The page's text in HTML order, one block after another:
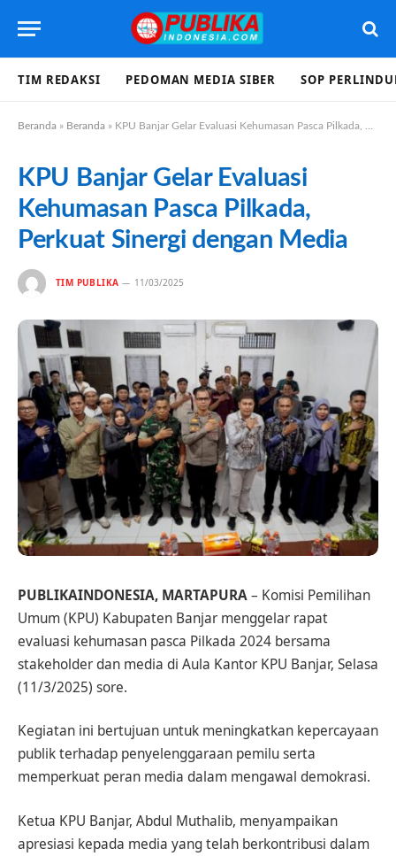
TIM REDAKSI PEDOMAN MEDIA SIBER SOP
Beranda » Beranda » KPU Banjar Gelar Evaluasi Kehumasan Pasca Pilkada, Perkuat Sinergi dengan Media
KPU Banjar Gelar Evaluasi
Kehumasan Pasca Pilkada,
Perkuat Sinergi dengan Media
TIM PUBLIKA 11/03/2025
PUBLIKAINDONESIA, MARTAPURA– Komisi Pemilihan
Umum (KPU) Kabupaten Banjar menggelar rapat
evaluasi kehumasan pasca Pilkada 2024 bersama
stakeholder dan media di Aula Kantor KPU Banjar, Selasa
(11/3/2025) sore.
Kegiatan ini bertujuan untuk meningkatkan kepercayaan
publik terhadap penyelenggaraan pemilu serta
memperkuat peran media dalam mengawal demokrasi.
Ketua KPU Banjar, Abdul Muthalib, menyampaikan
apresiasi kepada media yang telah berkontribusi dalam